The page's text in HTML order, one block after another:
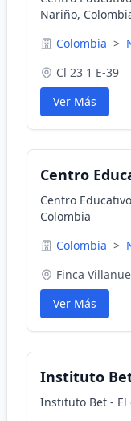
Nariño,
Colombia >
Cl 23 1 E-39
Ver Más
Centro
Centro
Colombia
Colombia >
Finca
Ver Más
Instituto
Instituto Bet - El